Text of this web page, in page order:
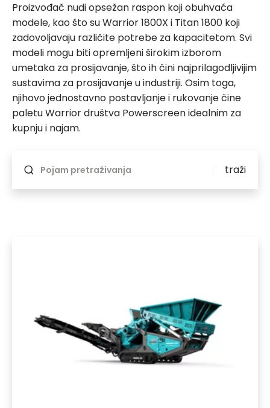
Proizvođač nudi opsežan raspon koji obuhvaća
modele, kao što su Warrior 1800X i Titan 1800 koji
zadovoljavaju različite potrebe za kapacitetom. Svi
modeli mogu biti opremljeni širokim izborom
umetaka za prosijavanje, što ih čini najprilagodljivijim
sustavima za prosijavanje u industriji. Osim toga,
njihovo jednostavno postavljanje i rukovanje čine
paletu Warrior društva Powerscreen idealnim za
kupnju i najam.
traži